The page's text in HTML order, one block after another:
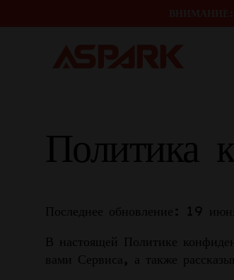
Политика
Последнее обновление: 19
В настоящей Политике
вами Сервиса, а также